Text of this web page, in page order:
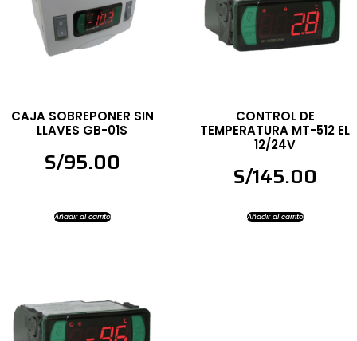
CAJA SOBREPONER SIN
LLAVES GB-01S
S/95.00
Añadir al carrito
CONTROL DE
TEMPERATURA MT-512 EL
12/24V
S/145.00
Añadir al carrito